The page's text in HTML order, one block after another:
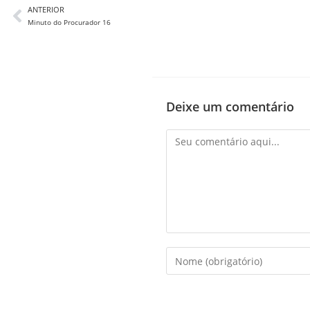
ANTERIOR
Minuto do Procurador 16
Deixe um comentário